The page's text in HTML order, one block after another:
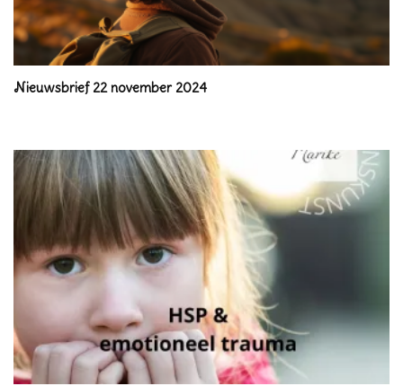
Nieuwsbrief 22 november 2024